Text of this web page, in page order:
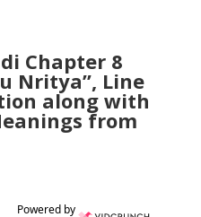
Chapter 8
Nritya”, Line
along with
from
Powered by